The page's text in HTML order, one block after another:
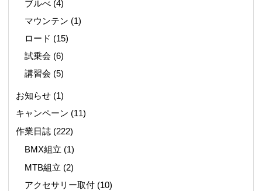
ブルべ (4)
マウンテン (1)
ロード (15)
試乗会 (6)
講習会 (5)
お知らせ(1)
キャンペーン (11)
作業日誌(222)
BMX組立 (1)
MTB組立 (2)
アクセサリー取付 (10)